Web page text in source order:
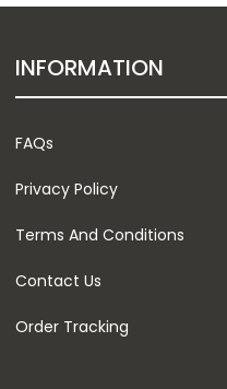
INFORMATION
FAQs
Privacy Policy
Terms And Conditions
Contact Us
Order Tracking